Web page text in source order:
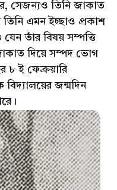
সেজন্যও তিনি জাকাত
তিনি এমন ইচ্ছাও প্রকাশ
যেন তাঁর বিষয় সম্পত্তি
দিয়ে সম্পদ ভোগ
৮ ই ফেব্রুয়ারি
বিদ্যালয়ের জন্মদিন